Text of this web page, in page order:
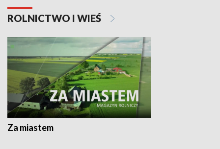
ROLNICTWO I WIEŚ
Za miastem